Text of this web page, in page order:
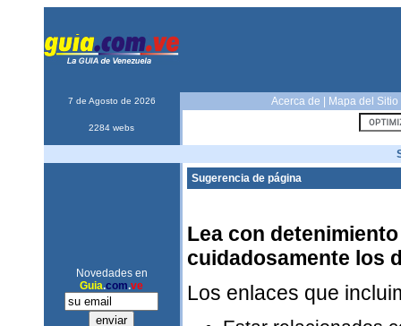
7 de Agosto de 2026 Acerca de Mapa del Sitio
2284 webs
Novedades en
Guia.com.ve
Sugerencia de página
Lea con
cuidadosamente los
Los enlaces que